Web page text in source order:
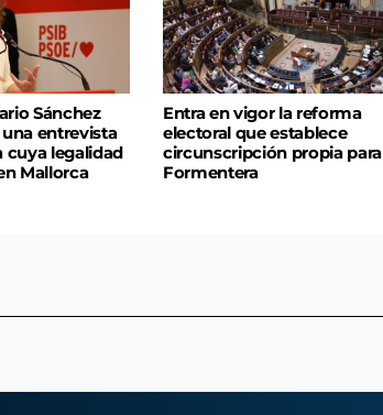
Sánchez
entrevista
cuya legalidad
Mallorca
Entra en vigor la reforma
electoral que establece
circunscripción propia para
Formentera